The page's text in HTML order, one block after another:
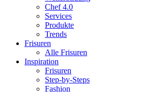
Chef 4.0
Services
Produkte
Trends
Frisuren
Alle Frisuren
Inspiration
Frisuren
Step-by-Steps
Fashion